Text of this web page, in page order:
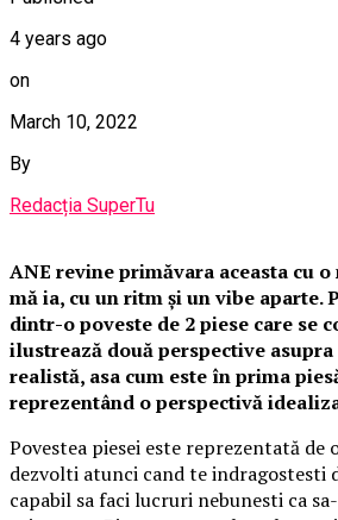
4 years ago
on
March 10, 2022
By
Redacția SuperTu
ANE revine primăvara aceasta cu o
mă ia, cu un ritm și un vibe aparte.
dintr-o poveste de 2 piese care se
ilustrează două perspective
realistă, asa cum este în prima
reprezentând o perspectivă
Povestea piesei este reprezentată de
dezvolti atunci cand te indragostesti
capabil sa faci lucruri nebunesti ca